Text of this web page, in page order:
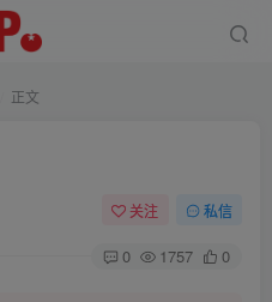
正文
关注 私信
0 1757 0